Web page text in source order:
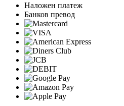
Наложен платеж
Банков превод